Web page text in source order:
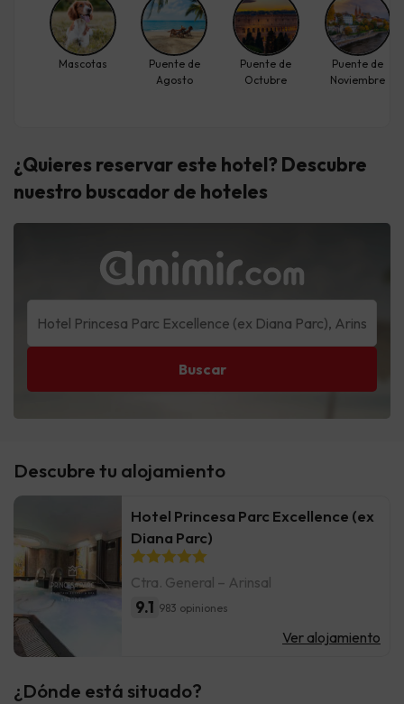
Descubre tu alojamiento
Hotel Princesa Parc Excellence (ex
Diana Parc)
Ctra. General – Arinsal
9.1 983 opiniones
Ver alojamiento
¿Dónde está situado?
Mascotas
Puente de
Agosto
Puente de
Octubre
Puente de
Noviembre
¿Quieres reservar este hotel? Descubre
nuestro buscador de hoteles
Buscar